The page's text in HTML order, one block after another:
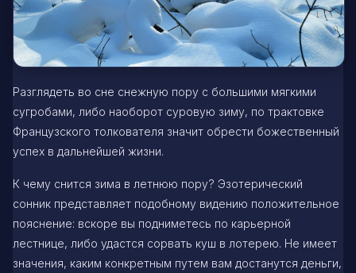
Разглядеть во сне снежную пору с большими мягкими
сугробами, либо наоборот суровую зиму, по трактовке
Французского толкователя значит обрести божественный
успех в дальнейшей жизни.
К чему снится зима в летнюю пору? Эзотерический
сонник представляет подобному видению положительное
пояснение: вскоре вы подниметесь по карьерной
лестнице, либо удастся сорвать куш в лотерею. Не имеет
значения, каким конкретным путем вам достанутся деньги,